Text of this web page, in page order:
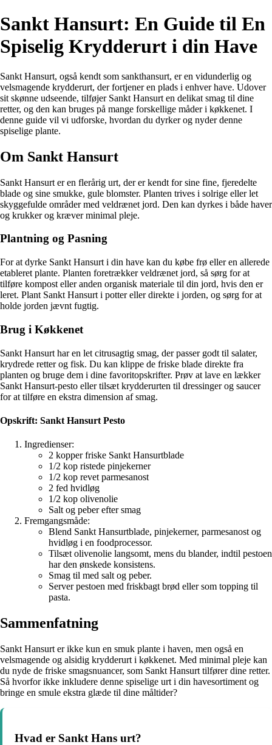
Sankt Hansurt: En Guide til En
Spiselig Krydderurt i din Have
Sankt Hansurt, også kendt som sankthansurt, er en vidunderlig og
velsmagende krydderurt, der fortjener en plads i enhver have. Udover
sit skønne udseende, tilføjer Sankt Hansurt en delikat smag til dine
retter, og den kan bruges på mange forskellige måder i køkkenet. I
denne guide vil vi udforske, hvordan du dyrker og nyder denne
spiselige plante.
Om Sankt Hansurt
Sankt Hansurt er en flerårig urt, der er kendt for sine fine, fjeredelte
blade og sine smukke, gule blomster. Planten trives i solrige eller let
skyggefulde områder med veldrænet jord. Den kan dyrkes i både haver
og krukker og kræver minimal pleje.
Plantning og Pasning
For at dyrke Sankt Hansurt i din have kan du købe frø eller en allerede
etableret plante. Planten foretrækker veldrænet jord, så sørg for at
tilføre kompost eller anden organisk materiale til din jord, hvis den er
leret. Plant Sankt Hansurt i potter eller direkte i jorden, og sørg for at
holde jorden jævnt fugtig.
Brug i Køkkenet
Sankt Hansurt har en let citrusagtig smag, der passer godt til salater,
krydrede retter og fisk. Du kan klippe de friske blade direkte fra
planten og bruge dem i dine favoritopskrifter. Prøv at lave en lækker
Sankt Hansurt-pesto eller tilsæt krydderurten til dressinger og saucer
for at tilføre en ekstra dimension af smag.
Opskrift: Sankt Hansurt Pesto
Ingredienser:
2 kopper friske Sankt Hansurtblade
1/2 kop ristede pinjekerner
1/2 kop revet parmesanost
2 fed hvidløg
1/2 kop olivenolie
Salt og peber efter smag
Fremgangsmåde:
Blend Sankt Hansurtblade, pinjekerner, parmesanost og
hvidløg i en foodprocessor.
Tilsæt olivenolie langsomt, mens du blander, indtil pestoen
har den ønskede konsistens.
Smag til med salt og peber.
Server pestoen med friskbagt brød eller som topping til
pasta.
Sammenfatning
Sankt Hansurt er ikke kun en smuk plante i haven, men også en
velsmagende og alsidig krydderurt i køkkenet. Med minimal pleje kan
du nyde de friske smagsnuancer, som Sankt Hansurt tilfører dine retter.
Så hvorfor ikke inkludere denne spiselige urt i din havesortiment og
bringe en smule ekstra glæde til dine måltider?
Hvad er Sankt Hans urt?